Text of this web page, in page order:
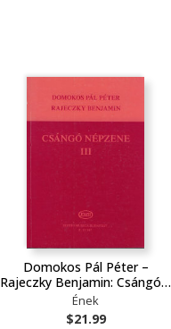
Domokos Pál Péter –
Rajeczky Benjamin: Csángó…
Ének
$21.99